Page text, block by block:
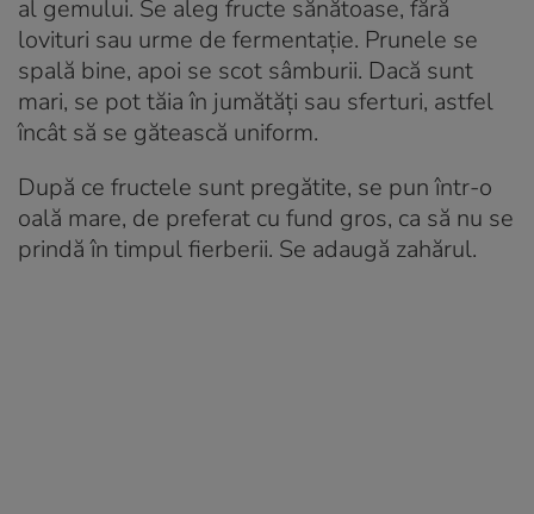
al gemului. Se aleg fructe sănătoase, fără
lovituri sau urme de fermentație. Prunele se
spală bine, apoi se scot sâmburii. Dacă sunt
mari, se pot tăia în jumătăți sau sferturi, astfel
încât să se gătească uniform.
După ce fructele sunt pregătite, se pun într-o
oală mare, de preferat cu fund gros, ca să nu se
prindă în timpul fierberii. Se adaugă zahărul.